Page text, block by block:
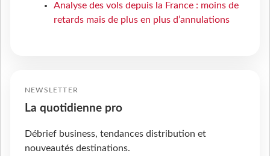
Analyse des vols depuis la France : moins de
retards mais de plus en plus d’annulations
NEWSLETTER
La quotidienne pro
Débrief business, tendances distribution et
nouveautés destinations.